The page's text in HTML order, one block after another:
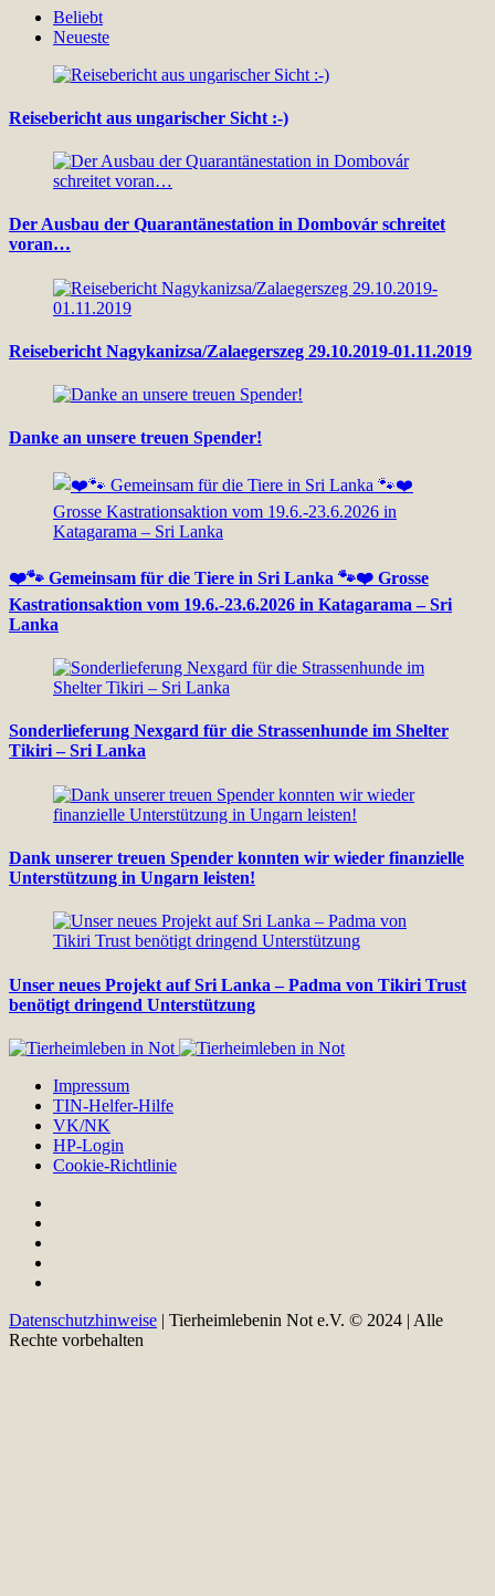
Beliebt
Neueste
Reisebericht aus ungarischer Sicht :-)
Der Ausbau der Quarantänestation in Dombovár schreitet
voran…
Reisebericht Nagykanizsa/Zalaegerszeg 29.10.2019-01.11.2019
Danke an unsere treuen Spender!
❤️🐾 Gemeinsam für die Tiere in Sri Lanka 🐾❤️ Grosse
Kastrationsaktion vom 19.6.-23.6.2026 in Katagarama – Sri
Lanka
Sonderlieferung Nexgard für die Strassenhunde im Shelter
Tikiri – Sri Lanka
Dank unserer treuen Spender konnten wir wieder finanzielle
Unterstützung in Ungarn leisten!
Unser neues Projekt auf Sri Lanka – Padma von Tikiri Trust
benötigt dringend Unterstützung
Impressum
TIN-Helfer-Hilfe
VK/NK
HP-Login
Cookie-Richtlinie
Datenschutzhinweise | Tierheimlebenin Not e.V. © 2024 | Alle
Rechte vorbehalten